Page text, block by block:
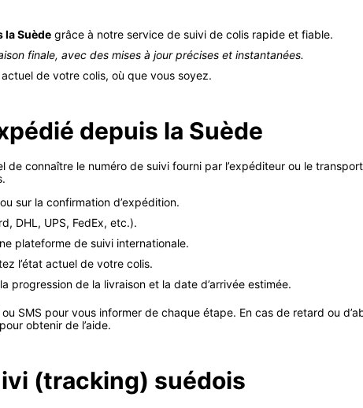
la Suède grâce à notre service de suivi de colis rapide et fiable.
finale, avec des mises à jour précises et instantanées.
de votre colis, où que vous soyez.
depuis la Suède
connaître le numéro de suivi fourni par l’expéditeur ou le
sur la confirmation d’expédition.
DHL, UPS, FedEx, etc.).
plateforme de suivi internationale.
l’état actuel de votre colis.
progression de la livraison et la date d’arrivée estimée.
SMS pour vous informer de chaque étape. En cas de retard ou
obtenir de l’aide.
(tracking) suédois